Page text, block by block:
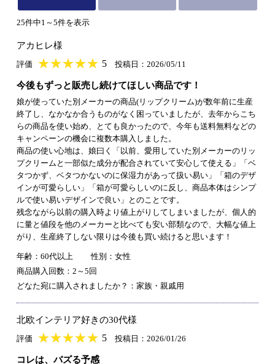
25件中1～5件を表示
アカヒレ様
評価 ★★★★★
★★★★★ 5 投稿日：2026/05/11
今後もずっと販売し続けてほしい商品です！
娘が使っていた別メーカーの商品(リップクリーム)が数年前に生産
終了し、なかなか合うものがなく困っていましたが、去年からこち
らの商品を使い始め、とても良かったので、今年も送料無料などの
キャンペーンの機会に複数本購入しました。
商品の使い心地は、娘曰く「以前、愛用していた別メーカーのリッ
プクリームと一部似た成分が配合されていて安心して使える」「ベ
タつかず、ベタつかないのに保湿力があって扱い易い」「箱のデザ
インが可愛らしい」「箱が可愛らしいのに反し、商品本体はシンプ
ルで使い易いデザインで良い」とのことです。
残念ながら以前の購入時より値上がりしてしまいましたが、個人的
に量と値段を他のメーカーと比べても安い部類なので、大幅な値上
がり、生産終了しない限りは今後も買い続けると思います！
年齢：60代以上
性別：女性
商品購入回数：2～5回
どなた宛に購入されましたか？：家族・親戚用
北欧インテリア好きの30代様
評価 ★★★★★
★★★★★ 5 投稿日：2026/01/26
コレは、バズる予感